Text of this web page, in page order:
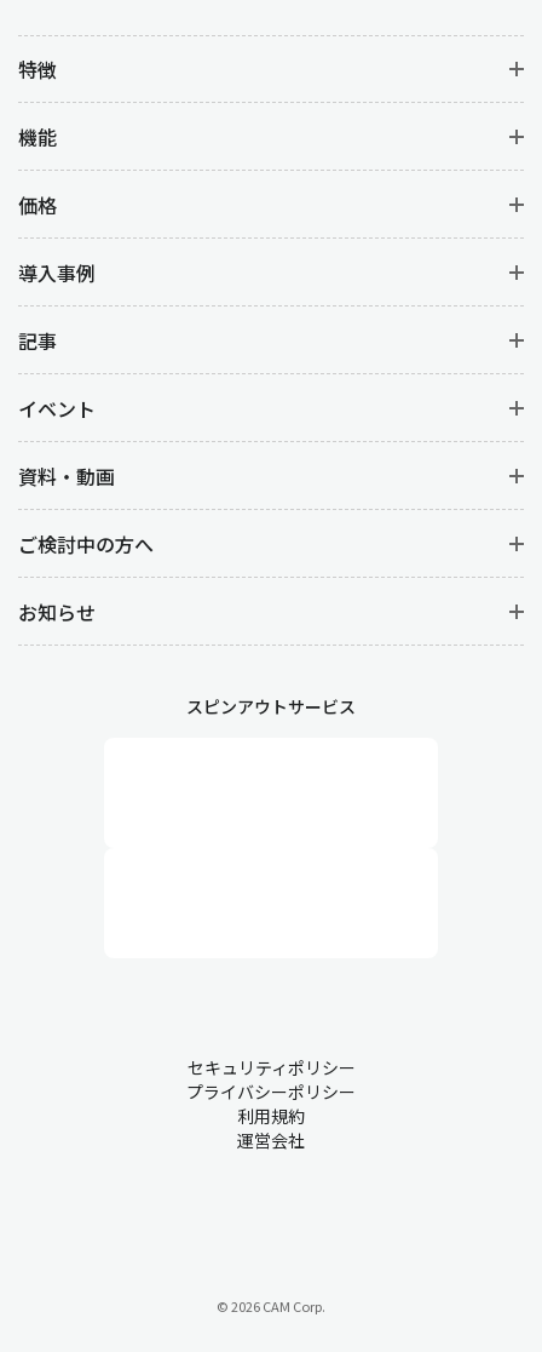
特徴
機能
価格
導入事例
記事
イベント
資料・動画
ご検討中の方へ
お知らせ
スピンアウトサービス
セキュリティポリシー
プライバシーポリシー
利用規約
運営会社
© 2026 CAM Corp.